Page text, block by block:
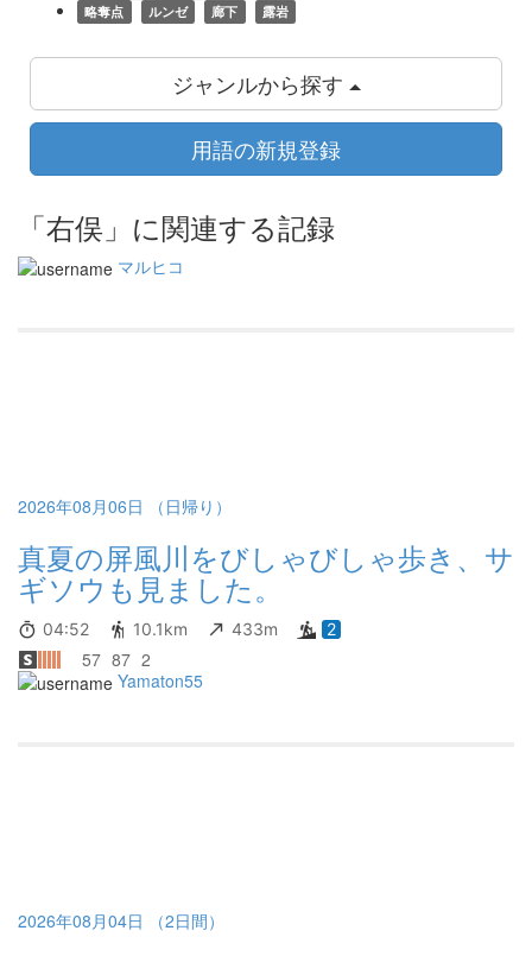
略奪点
ルンゼ 廊下 露岩
ジャンルから探す
用語の新規登録
「右俣」に関連する記録
マルヒコ
2026年08月06日 （日帰り）
真夏の屏風川をびしゃびしゃ歩き、サ
ギソウも見ました。
04:52 10.1km 433m 2
57 87 2
Yamaton55
2026年08月04日 （2日間）